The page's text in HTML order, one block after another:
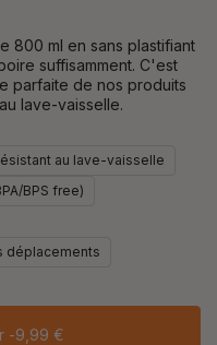
800 ml en sans plastifiant
suffisamment. C'est
parfaite de nos produits
lave-vaisselle.
au lave-vaisselle
BPS free)
déplacements
-9,99 €